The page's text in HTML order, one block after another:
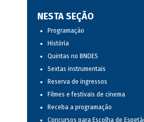
NESTA SEÇÃO
Programação
História
Quintas no BNDES
Sextas instrumentais
Reserva de ingressos
Filmes e festivais de cinema
Receba a programação
Concursos para Escolha de